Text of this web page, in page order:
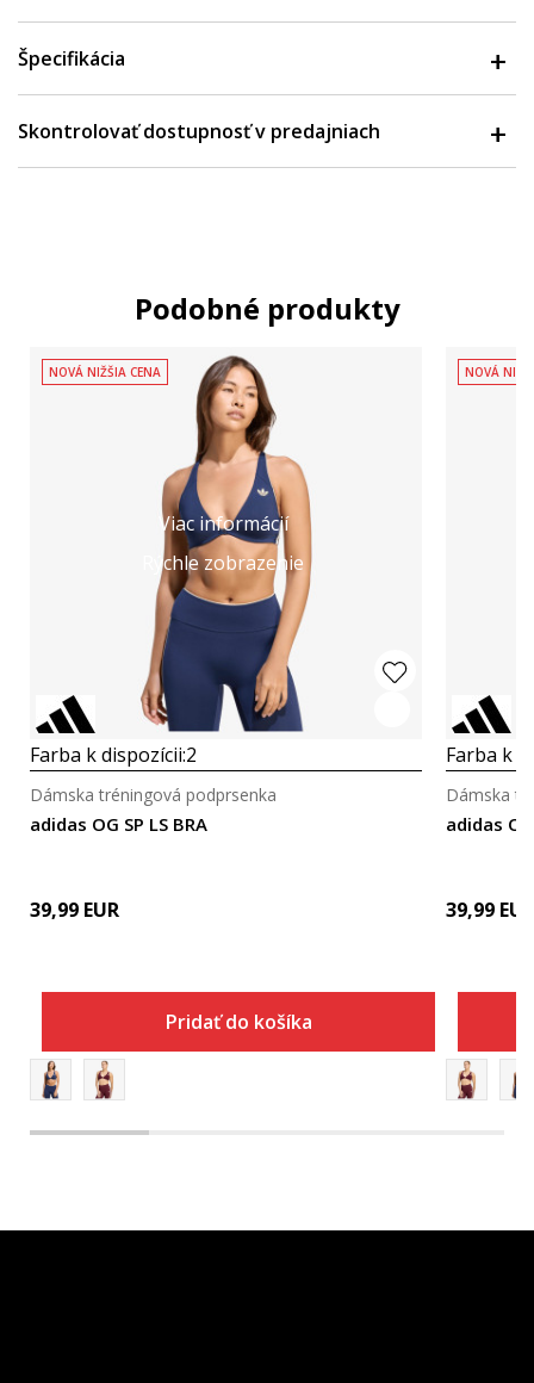
Špecifikácia
Skontrolovať dostupnosť v predajniach
Podobné produkty
Viac informácií
Rýchle zobrazenie
NOVÁ NIŽŠIA CENA
Farba k dispozícii:2
adidas OG SP LS BRA
Dámska tréningová podprsenka
39,99 EUR
Pridať do košíka
NOVÁ
Farba k
adidas
Dámska
39,99 EUR